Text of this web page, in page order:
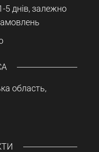
5 днів, залежно
область,